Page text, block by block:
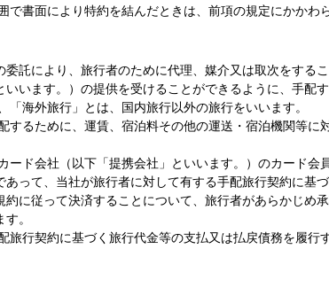
書面により特約を結んだときは、前項の規定にかかわ
託により、旅行者のために代理、媒介又は取次をする
います。）の提供を受けることができるように、手配
海外旅行」とは、国内旅行以外の旅行をいいます。
するために、運賃、宿泊料その他の運送・宿泊機関等
ード会社（以下「提携会社」といいます。）のカード
って、当社が旅行者に対して有する手配旅行契約に基
に従って決済することについて、旅行者があらかじめ
。
行契約に基づく旅行代金等の支払又は払戻債務を履行